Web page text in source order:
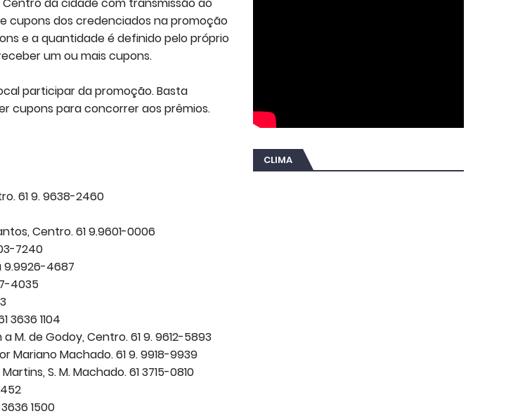
cupons dos credenciados na promoção
e a quantidade é definido pelo próprio
um ou mais cupons.
participar da promoção. Basta
cupons para concorrer aos prêmios.
61 9. 9638-2460
Centro. 61 9.9601-0006
7240
9.9926-4687
4035
3636 1104
M. de Godoy, Centro. 61 9. 9612-5893
Mariano Machado. 61 9. 9918-9939
S. M. Machado. 61 3715-0810
1500
CLIMA